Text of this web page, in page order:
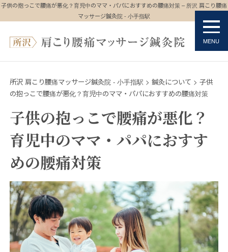
子供の抱っこで腰痛が悪化？育児中のママ・パパにおすすめの腰痛対策 – 所沢 肩こり腰痛
マッサージ鍼灸院 - 小手指駅
所沢 肩こり腰痛マッサージ鍼灸院 - 小手指駅 > 鍼灸について > 子供
の抱っこで腰痛が悪化？育児中のママ・パパにおすすめの腰痛対策
子供の抱っこで腰痛が悪化？
育児中のママ・パパにおすす
めの腰痛対策